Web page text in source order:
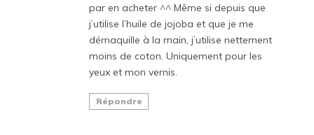
par en acheter ^^ Même si depuis que
j’utilise l’huile de jojoba et que je me
démaquille à la main, j’utilise nettement
moins de coton. Uniquement pour les
yeux et mon vernis.
Répondre